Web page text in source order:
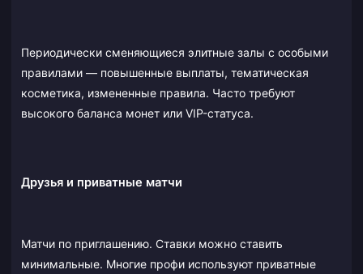
Периодически сменяющиеся элитные залы с особыми
правилами — повышенные выплаты, тематическая
косметика, измененные правила. Часто требуют
высокого баланса монет или VIP-статуса.
Друзья и приватные матчи
Матчи по приглашению. Ставки можно ставить
минимальные. Многие профи используют приватные